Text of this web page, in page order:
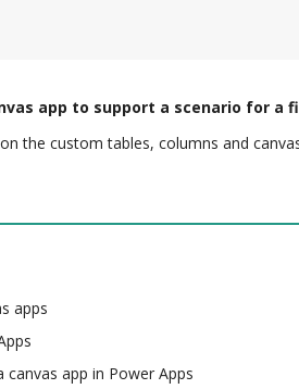
app to support a scenario for a
the custom tables, columns and
apps
app in Power Apps